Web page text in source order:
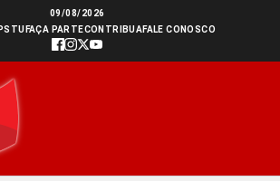
09/08/2026
FAÇA PARTECONTRIBUAFALE CONOSCO